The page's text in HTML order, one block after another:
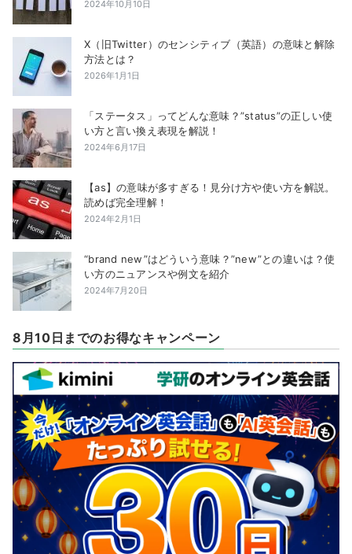
2024年10月10日
X（旧Twitter）のセンシティブ（英語）の意味と解除
方法とは？
2026年1月1日
「ステータス」ってどんな意味？”status”の正しい使
い方と言い換え表現を解説！
2024年6月17日
【as】の意味が多すぎる！見分け方や使い方を解説。
読めば完全理解！
2024年2月1日
“brand new”はどういう意味？”new”との違いは？使
い方のニュアンスや例文を紹介
2024年7月20日
8月10日までのお得なキャンペーン